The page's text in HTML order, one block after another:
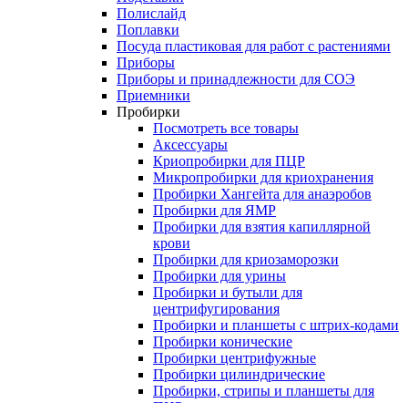
Полислайд
Поплавки
Посуда пластиковая для работ с растениями
Приборы
Приборы и принадлежности для СОЭ
Приемники
Пробирки
Посмотреть все товары
Аксессуары
Криопробирки для ПЦР
Микропробирки для криохранения
Пробирки Хангейта для анаэробов
Пробирки для ЯМР
Пробирки для взятия капиллярной
крови
Пробирки для криозаморозки
Пробирки для урины
Пробирки и бутыли для
центрифугирования
Пробирки и планшеты с штрих-кодами
Пробирки конические
Пробирки центрифужные
Пробирки цилиндрические
Пробирки, стрипы и планшеты для